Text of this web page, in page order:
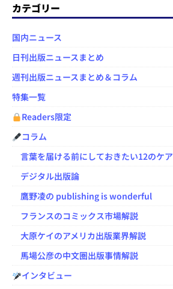
カテゴリー
国内ニュース
日刊出版ニュースまとめ
週刊出版ニュースまとめ＆コラム
特集一覧
Readers限定
コラム
言葉を届ける前にしておきたい12のケア
デジタル出版論
鷹野凌の publishing is wonderful
フランスのコミックス市場解説
大原ケイのアメリカ出版業界解説
馬場公彦の中文圏出版事情解説
インタビュー